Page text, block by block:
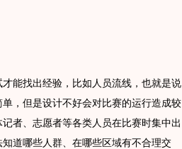
能找出经验，比如人员流线，也就是说
，但是设计不好会对比赛的运行造成较
者、志愿者等各类人员在比赛时集中出
道哪些人群、在哪些区域有不合理交